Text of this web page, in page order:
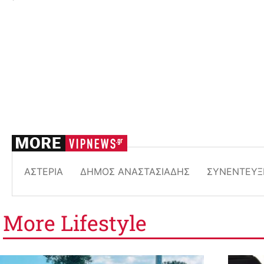
ΑΣΤΈΡΙΑ ΔΉΜΟΣ ΑΝΑΣΤΑΣΙΆΔΗΣ
More Lifestyle